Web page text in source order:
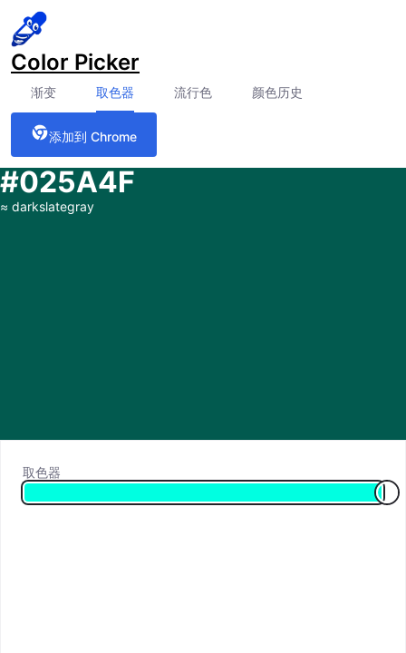
Color Picker
渐变 取色器 流行色 颜色历史
添加到 Chrome
#025A4F
≈ darkslategray
取色器